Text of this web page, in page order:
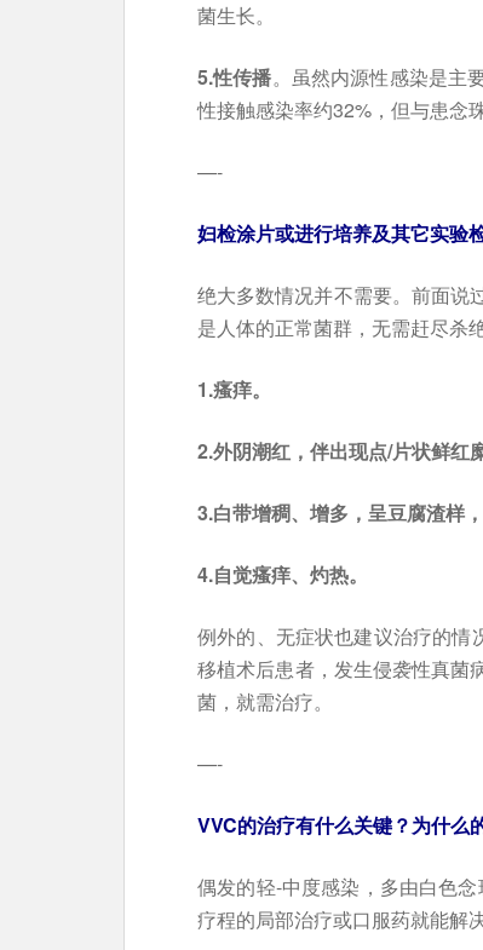
菌生长。
5.性传播。虽然内源性感染是主
性接触感染率约32%，但与患念
—-
妇检涂片或进行培养及其它实验
绝大多数情况并不需要。前面说
是人体的正常菌群，无需赶尽杀
1.瘙痒。
2.外阴潮红，伴出现点/片状鲜红
3.白带增稠、增多，呈豆腐渣样
4.自觉瘙痒、灼热。
例外的、无症状也建议治疗的情
移植术后患者，发生侵袭性真菌
菌，就需治疗。
—-
VVC的治疗有什么关键？为什么
偶发的轻-中度感染，多由白色
疗程的局部治疗或口服药就能解决